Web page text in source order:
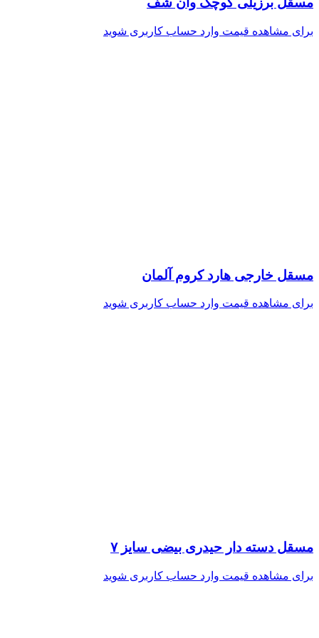
برای مشاهده قیمت وارد حساب کاربری شوید
مسقل خارجی هارد کروم آلمان
برای مشاهده قیمت وارد حساب کاربری شوید
مسقل دسته دار حیدری بیضی سایز ۷
برای مشاهده قیمت وارد حساب کاربری شوید